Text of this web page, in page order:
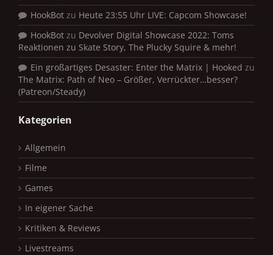
HookBot zu Heute 23:55 Uhr LIVE: Capcom Showcase!
HookBot zu Devolver Digital Showcase 2022: Toms
Reaktionen zu Skate Story, The Plucky Squire & mehr!
Ein großartiges Desaster: Enter the Matrix | Hooked zu
The Matrix: Path of Neo – Größer, Verrückter…besser?
(Patreon/Steady)
Kategorien
Allgemein
Filme
Games
In eigener Sache
Kritiken & Reviews
Livestreams